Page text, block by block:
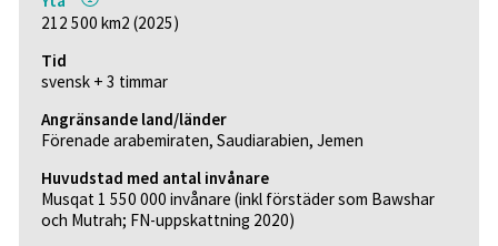
212 500 km2 (2025)
Tid
svensk + 3 timmar
Angränsande land/länder
Förenade arabemiraten, Saudiarabien, Jemen
Huvudstad med antal invånare
Musqat 1 550 000 invånare (inkl förstäder som Bawshar
och Mutrah; FN-uppskattning 2020)